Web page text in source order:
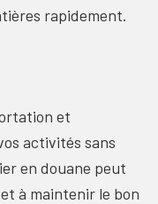
rapidement.
et
activités sans
en douane peut
à maintenir le bon